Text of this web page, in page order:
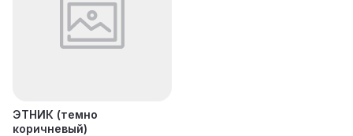
ЭТНИК (темно
коричневый)